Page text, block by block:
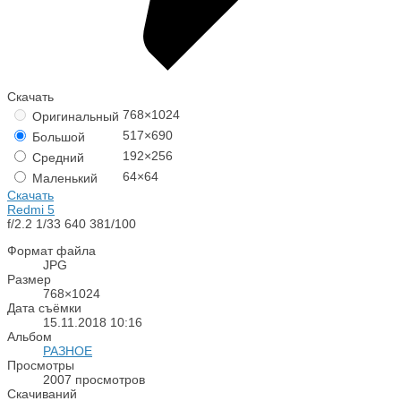
Скачать
Оригинальный 768×1024
Большой
517×690
Средний
192×256
Маленький
64×64
Скачать
Redmi 5
f/2.2 1/33 640 381/100
Формат файла
JPG
Размер
768×1024
Дата съёмки
15.11.2018 10:16
Альбом
РАЗНОЕ
Просмотры
2007 просмотров
Скачиваний